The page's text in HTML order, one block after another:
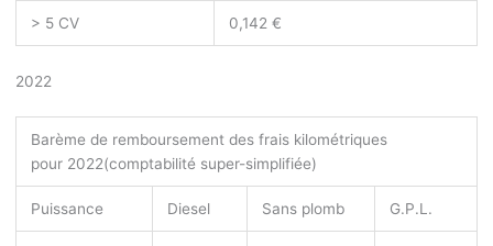
> 5 CV 0,142 €
2022
Barème de remboursement des frais kilométriques
pour 2022(comptabilité super-simplifiée)
Puissance Diesel Sans plomb G.P.L.